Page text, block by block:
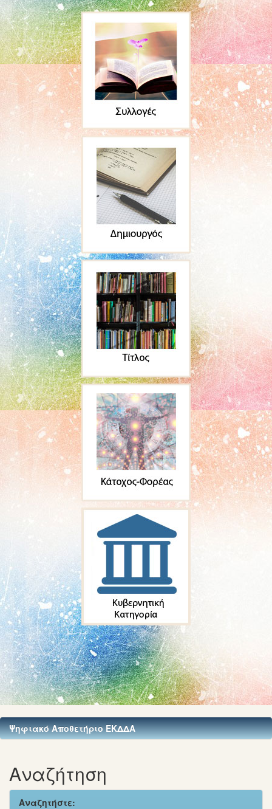
Ψηφιακό Αποθετήριο ΕΚΔΔΑ
Αναζήτηση
Αναζητήστε: